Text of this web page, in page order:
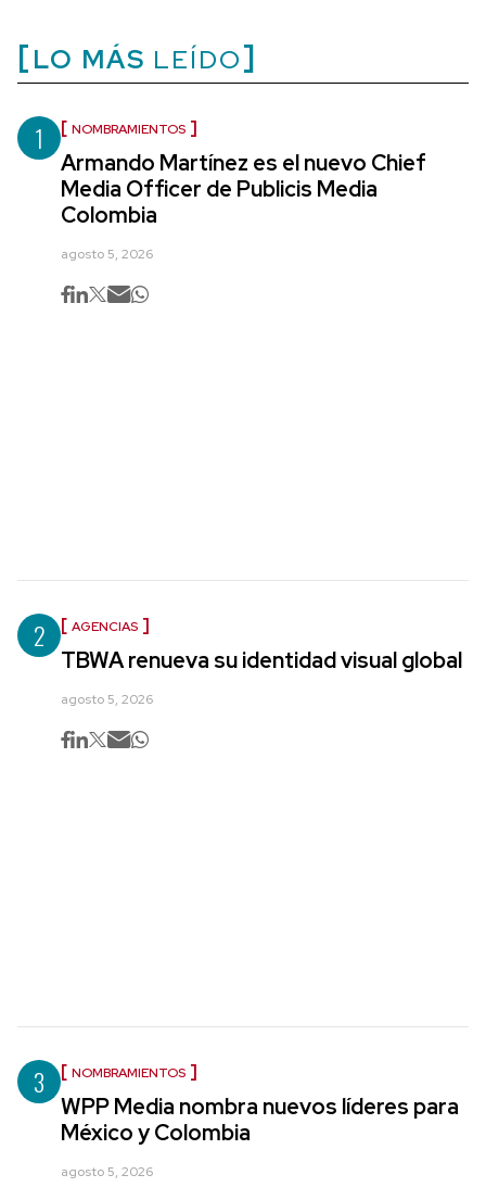
LO MÁS LEÍDO
1 NOMBRAMIENTOS
Armando Martínez es el nuevo Chief
Media Officer de Publicis Media
Colombia
agosto 5, 2026
2 AGENCIAS
TBWA renueva su identidad visual global
agosto 5, 2026
3 NOMBRAMIENTOS
WPP Media nombra nuevos líderes para
México y Colombia
agosto 5, 2026